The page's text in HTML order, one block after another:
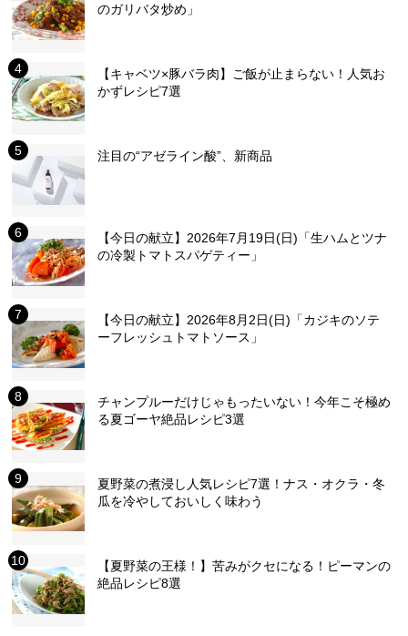
のガリバタ炒め」
【キャベツ×豚バラ肉】ご飯が止まらない！人気お
かずレシピ7選
注目の“アゼライン酸”、新商品
【今日の献立】2026年7月19日(日)「生ハムとツナ
の冷製トマトスパゲティー」
【今日の献立】2026年8月2日(日)「カジキのソテ
ーフレッシュトマトソース」
チャンプルーだけじゃもったいない！今年こそ極め
る夏ゴーヤ絶品レシピ3選
夏野菜の煮浸し人気レシピ7選！ナス・オクラ・冬
瓜を冷やしておいしく味わう
【夏野菜の王様！】苦みがクセになる！ピーマンの
絶品レシピ8選